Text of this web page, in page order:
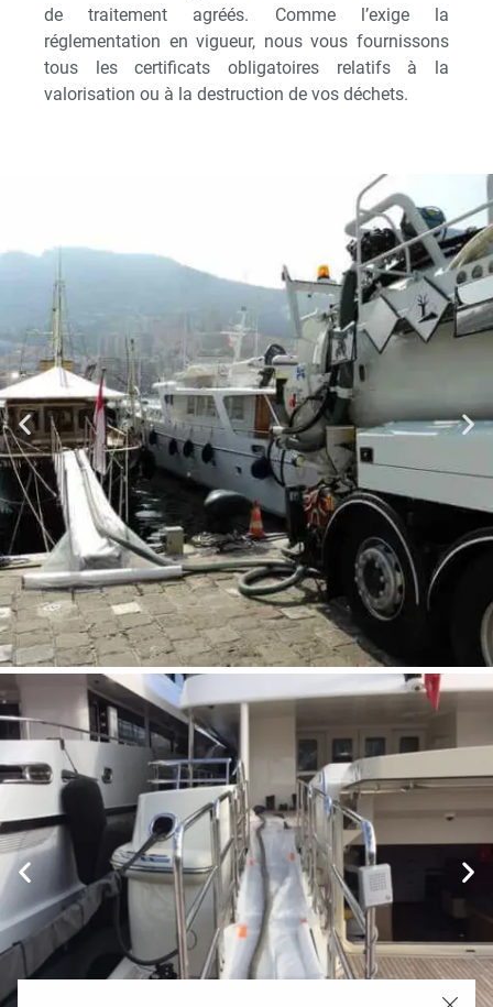
de traitement agréés. Comme l’exige la
réglementation en vigueur, nous vous fournissons
tous les certificats obligatoires relatifs à la
valorisation ou à la destruction de vos déchets.